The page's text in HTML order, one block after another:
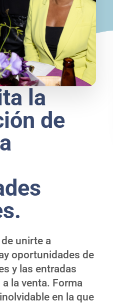
la
de
unirte a
oportunidades de
y las entradas
la venta. Forma
en la que